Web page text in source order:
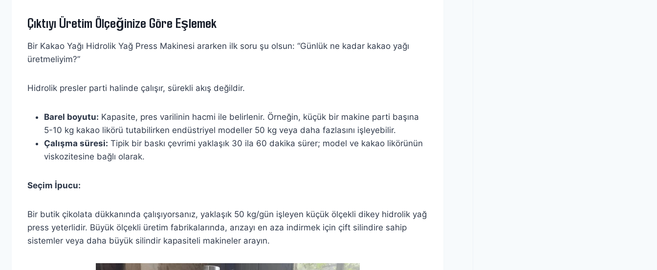
Çıktıyı Üretim Ölçeğinize Göre Eşlemek
Bir Kakao Yağı Hidrolik Yağ Press Makinesi ararken ilk soru şu olsun: “Günlük ne kadar kakao yağı
üretmeliyim?”
Hidrolik presler parti halinde çalışır, sürekli akış değildir.
Barel boyutu: Kapasite, pres varilinin hacmi ile belirlenir. Örneğin, küçük bir makine parti başına
5-10 kg kakao likörü tutabilirken endüstriyel modeller 50 kg veya daha fazlasını işleyebilir.
Çalışma süresi: Tipik bir baskı çevrimi yaklaşık 30 ila 60 dakika sürer; model ve kakao likörünün
viskozitesine bağlı olarak.
Seçim İpucu:
Bir butik çikolata dükkanında çalışıyorsanız, yaklaşık 50 kg/gün işleyen küçük ölçekli dikey hidrolik yağ
press yeterlidir. Büyük ölçekli üretim fabrikalarında, arızayı en aza indirmek için çift silindire sahip
sistemler veya daha büyük silindir kapasiteli makineler arayın.